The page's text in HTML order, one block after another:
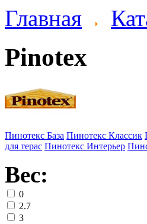
Главная
Pinotex
Пинотекс База Пинотекс Классик
для терас Пинотекс Интерьер
Вес:
0
2.7
3